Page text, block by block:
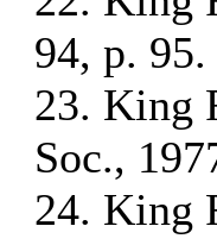
94, p. 95.
23. King
Soc.,
24. King